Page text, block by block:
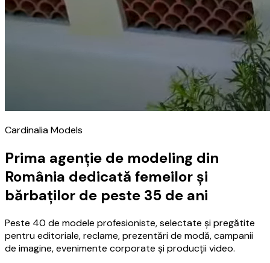
Cardinalia Models
Prima agenție de modeling din
România dedicată femeilor și
bărbaților de peste 35 de ani
Peste 40 de modele profesioniste, selectate și pregătite
pentru editoriale, reclame, prezentări de modă, campanii
de imagine, evenimente corporate și producții video.